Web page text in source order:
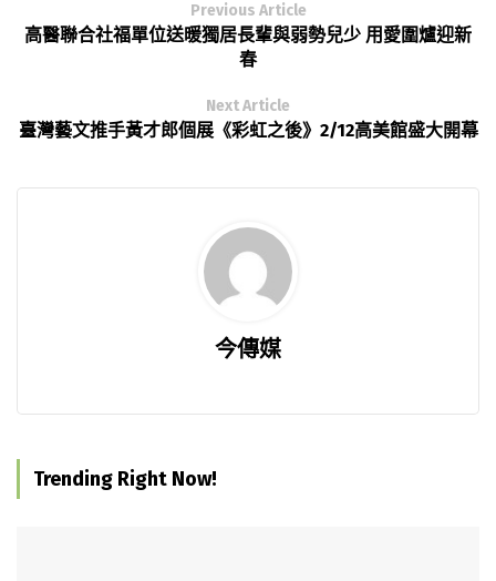
Previous Article
高醫聯合社福單位送暖獨居長輩與弱勢兒少 用愛圍爐迎新
春
Next Article
臺灣藝文推手黃才郎個展《彩虹之後》2/12高美館盛大開幕
今傳媒
Trending Right Now!